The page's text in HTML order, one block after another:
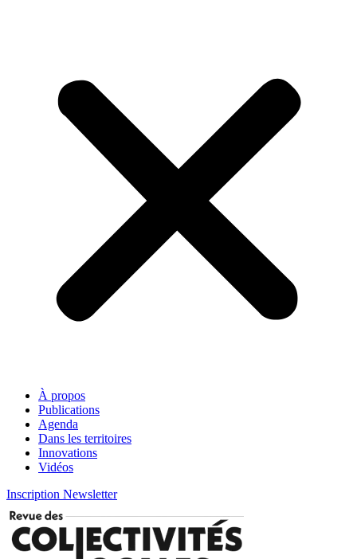
À propos
Publications
Agenda
Dans les territoires
Innovations
Vidéos
Inscription Newsletter